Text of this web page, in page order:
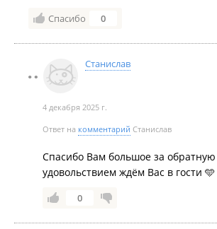
Спасибо 0
Станислав
4 декабря 2025 г.
Ответ на комментарий Станислав
Спасибо Вам большое за обратную
удовольствием ждём Вас в гости 🩵
0